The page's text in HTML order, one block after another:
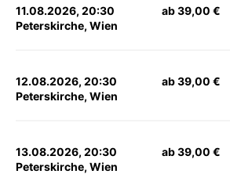
11.08.2026, 20:30
Peterskirche, Wien
ab 39,00 €
12.08.2026, 20:30
Peterskirche, Wien
ab 39,00 €
13.08.2026, 20:30
Peterskirche, Wien
ab 39,00 €